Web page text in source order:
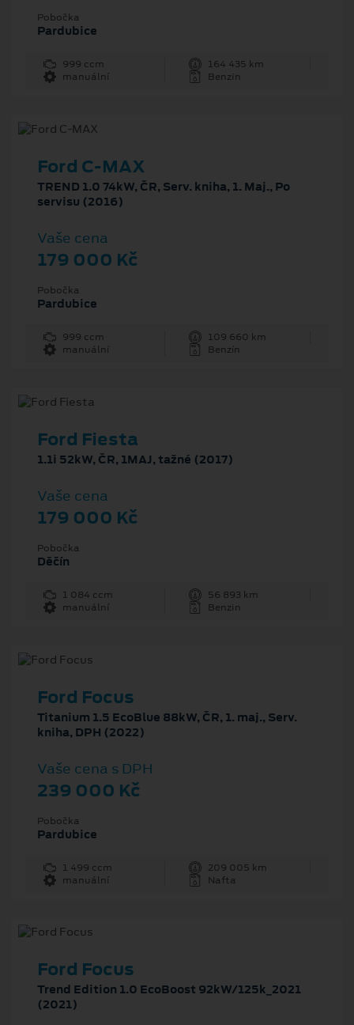
Pobočka
Pardubice
999 ccm
164 435 km
manuální
Benzin
Ford C-MAX
TREND 1.0 74kW, ČR, Serv. kniha, 1. Maj., Po
servisu (2016)
Vaše cena
179 000 Kč
Pobočka
Pardubice
999 ccm
109 660 km
manuální
Benzín
Ford Fiesta
1.1i 52kW, ČR, 1MAJ, tažné (2017)
Vaše cena
179 000 Kč
Pobočka
Děčín
1 084 ccm
56 893 km
manuální
Benzin
Ford Focus
Titanium 1.5 EcoBlue 88kW, ČR, 1. maj., Serv.
kniha, DPH (2022)
Vaše cena s DPH
239 000 Kč
Pobočka
Pardubice
1 499 ccm
209 005 km
manuální
Nafta
Ford Focus
Trend Edition 1.0 EcoBoost 92kW/125k_2021
(2021)